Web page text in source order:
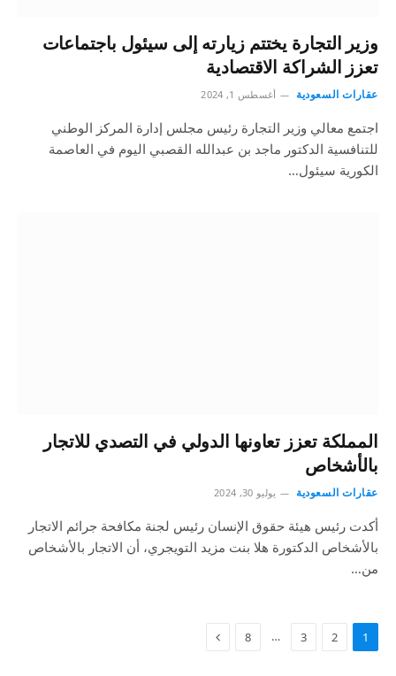
وزير التجارة يختتم زيارته إلى سيئول باجتماعات
تعزز الشراكة الاقتصادية
عقارات السعودية أغسطس 1, 2024
اجتمع معالي وزير التجارة رئيس مجلس إدارة المركز الوطني
للتنافسية الدكتور ماجد بن عبدالله القصبي اليوم في العاصمة
الكورية سيئول…
المملكة تعزز تعاونها الدولي في التصدي للاتجار
بالأشخاص
عقارات السعودية يوليو 30, 2024
أكدت رئيس هيئة حقوق الإنسان رئيس لجنة مكافحة جرائم الاتجار
بالأشخاص الدكتورة هلا بنت مزيد التويجري، أن الاتجار بالأشخاص
من…
1
2
3
…
8